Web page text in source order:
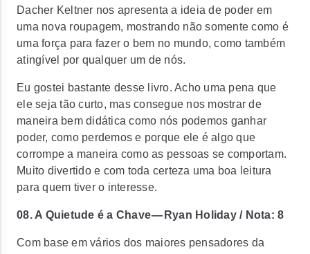
Dacher Keltner nos apresenta a ideia de poder em
uma nova roupagem, mostrando não somente como é
uma força para fazer o bem no mundo, como também
atingível por qualquer um de nós.
Eu gostei bastante desse livro. Acho uma pena que
ele seja tão curto, mas consegue nos mostrar de
maneira bem didática como nós podemos ganhar
poder, como perdemos e porque ele é algo que
corrompe a maneira como as pessoas se comportam.
Muito divertido e com toda certeza uma boa leitura
para quem tiver o interesse.
08. A Quietude é a Chave — Ryan Holiday / Nota: 8
Com base em vários dos maiores pensadores da